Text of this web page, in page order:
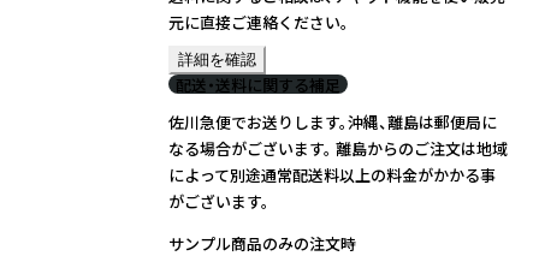
元に直接ご連絡ください。
詳細を確認
配送・送料に関する補足
佐川急便でお送りします。沖縄、離島は郵便局に
なる場合がございます。 離島からのご注文は地域
によって別途通常配送料以上の料金がかかる事
がございます。
サンプル商品のみの注文時